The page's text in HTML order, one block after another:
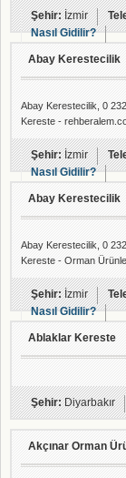
Şehir:İzmir
Nasıl Gidilir?
Abay Kerestecilik
Abay Kerestecilik, 0
Kereste -
Şehir:İzmir
Nasıl Gidilir?
Abay Kerestecilik
Abay Kerestecilik, 0
Kereste - Orman
Şehir:İzmir
Nasıl Gidilir?
Ablaklar Kereste
Şehir:Diyarbakır
Akçınar Orman